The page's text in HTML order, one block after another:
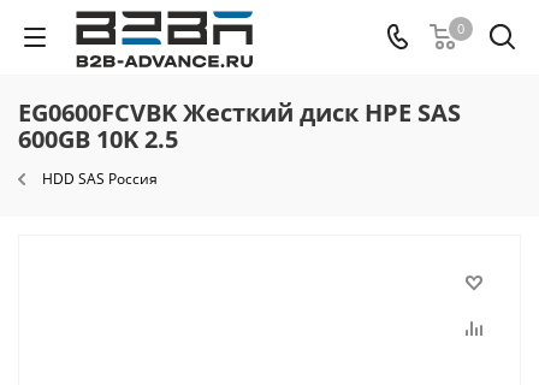
0
EG0600FCVBK Жесткий диск HPE SAS
600GB 10K 2.5
HDD SAS Россия